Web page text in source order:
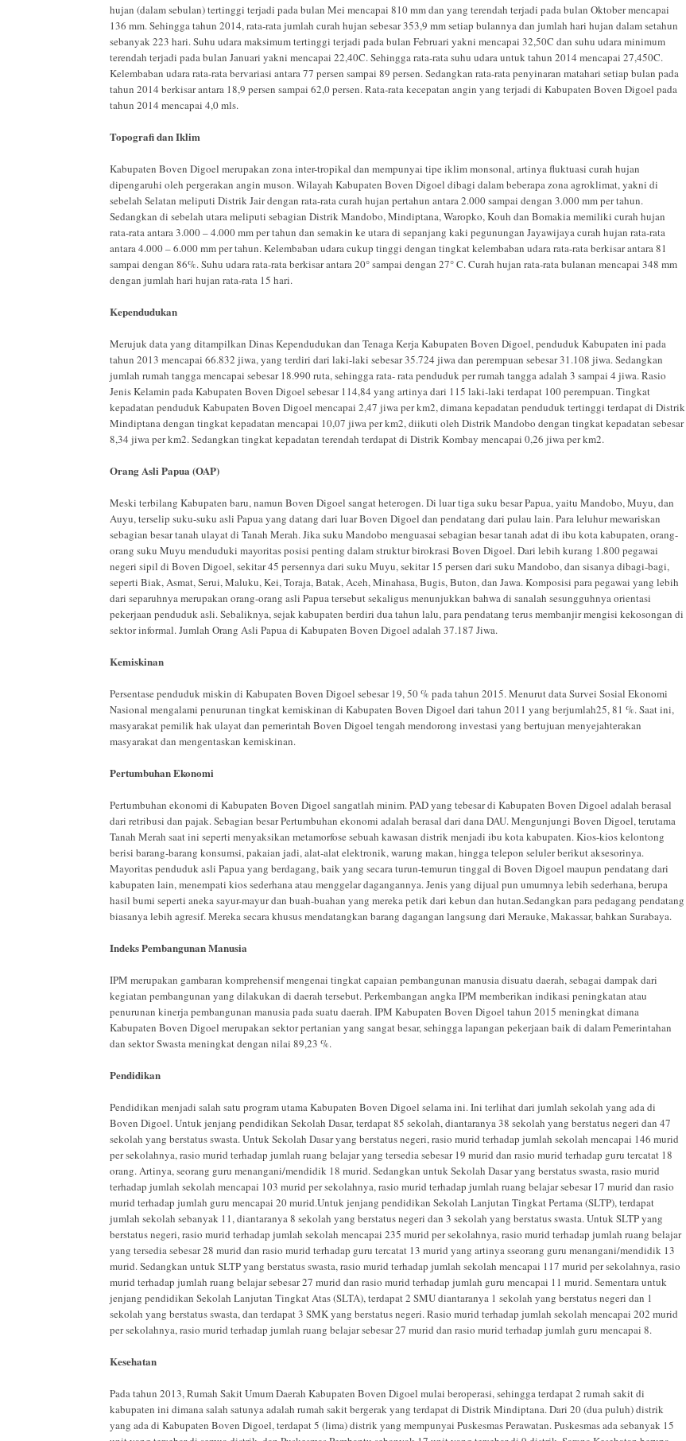
hujan (dalam sebulan) tertinggi terjadi pada bulan Mei mencapai 810 mm dan yang terendah terjadi pada bulan Oktober mencapai
136 mm. Sehingga tahun 2014, rata-rata jumlah curah hujan sebesar 353,9 mm setiap bulannya dan jumlah hari hujan dalam setahun
sebanyak 223 hari. Suhu udara maksimum tertinggi terjadi pada bulan Februari yakni mencapai 32,50C dan suhu udara minimum
terendah terjadi pada bulan Januari yakni mencapai 22,40C. Sehingga rata-rata suhu udara untuk tahun 2014 mencapai 27,450C.
Kelembaban udara rata-rata bervariasi antara 77 persen sampai 89 persen. Sedangkan rata-rata penyinaran matahari setiap bulan pada
tahun 2014 berkisar antara 18,9 persen sampai 62,0 persen. Rata-rata kecepatan angin yang terjadi di Kabupaten Boven Digoel pada
tahun 2014 mencapai 4,0 mls.
Topografi dan Iklim
Kabupaten Boven Digoel merupakan zona inter-tropikal dan mempunyai tipe iklim monsonal, artinya fluktuasi curah hujan
dipengaruhi oleh pergerakan angin muson. Wilayah Kabupaten Boven Digoel dibagi dalam beberapa zona agroklimat, yakni di
sebelah Selatan meliputi Distrik Jair dengan rata-rata curah hujan pertahun antara 2.000 sampai dengan 3.000 mm per tahun.
Sedangkan di sebelah utara meliputi sebagian Distrik Mandobo, Mindiptana, Waropko, Kouh dan Bomakia memiliki curah hujan
rata-rata antara 3.000 – 4.000 mm per tahun dan semakin ke utara di sepanjang kaki pegunungan Jayawijaya curah hujan rata-rata
antara 4.000 – 6.000 mm per tahun. Kelembaban udara cukup tinggi dengan tingkat kelembaban udara rata-rata berkisar antara 81
sampai dengan 86%. Suhu udara rata-rata berkisar antara 20° sampai dengan 27° C. Curah hujan rata-rata bulanan mencapai 348 mm
dengan jumlah hari hujan rata-rata 15 hari.
Kependudukan
Merujuk data yang ditampilkan Dinas Kependudukan dan Tenaga Kerja Kabupaten Boven Digoel, penduduk Kabupaten ini pada
tahun 2013 mencapai 66.832 jiwa, yang terdiri dari laki-laki sebesar 35.724 jiwa dan perempuan sebesar 31.108 jiwa. Sedangkan
jumlah rumah tangga mencapai sebesar 18.990 ruta, sehingga rata- rata penduduk per rumah tangga adalah 3 sampai 4 jiwa. Rasio
Jenis Kelamin pada Kabupaten Boven Digoel sebesar 114,84 yang artinya dari 115 laki-laki terdapat 100 perempuan. Tingkat
kepadatan penduduk Kabupaten Boven Digoel mencapai 2,47 jiwa per km2, dimana kepadatan penduduk tertinggi terdapat di Distrik
Mindiptana dengan tingkat kepadatan mencapai 10,07 jiwa per km2, diikuti oleh Distrik Mandobo dengan tingkat kepadatan sebesar
8,34 jiwa per km2. Sedangkan tingkat kepadatan terendah terdapat di Distrik Kombay mencapai 0,26 jiwa per km2.
Orang Asli Papua (OAP)
Meski terbilang Kabupaten baru, namun Boven Digoel sangat heterogen. Di luar tiga suku besar Papua, yaitu Mandobo, Muyu, dan
Auyu, terselip suku-suku asli Papua yang datang dari luar Boven Digoel dan pendatang dari pulau lain. Para leluhur mewariskan
sebagian besar tanah ulayat di Tanah Merah. Jika suku Mandobo menguasai sebagian besar tanah adat di ibu kota kabupaten, orang-
orang suku Muyu menduduki mayoritas posisi penting dalam struktur birokrasi Boven Digoel. Dari lebih kurang 1.800 pegawai
negeri sipil di Boven Digoel, sekitar 45 persennya dari suku Muyu, sekitar 15 persen dari suku Mandobo, dan sisanya dibagi-bagi,
seperti Biak, Asmat, Serui, Maluku, Kei, Toraja, Batak, Aceh, Minahasa, Bugis, Buton, dan Jawa. Komposisi para pegawai yang lebih
dari separuhnya merupakan orang-orang asli Papua tersebut sekaligus menunjukkan bahwa di sanalah sesungguhnya orientasi
pekerjaan penduduk asli. Sebaliknya, sejak kabupaten berdiri dua tahun lalu, para pendatang terus membanjir mengisi kekosongan di
sektor informal. Jumlah Orang Asli Papua di Kabupaten Boven Digoel adalah 37.187 Jiwa.
Kemiskinan
Persentase penduduk miskin di Kabupaten Boven Digoel sebesar 19, 50 % pada tahun 2015. Menurut data Survei Sosial Ekonomi
Nasional mengalami penurunan tingkat kemiskinan di Kabupaten Boven Digoel dari tahun 2011 yang berjumlah25, 81 %. Saat ini,
masyarakat pemilik hak ulayat dan pemerintah Boven Digoel tengah mendorong investasi yang bertujuan menyejahterakan
masyarakat dan mengentaskan kemiskinan.
Pertumbuhan Ekonomi
Pertumbuhan ekonomi di Kabupaten Boven Digoel sangatlah minim. PAD yang tebesar di Kabupaten Boven Digoel adalah berasal
dari retribusi dan pajak. Sebagian besar Pertumbuhan ekonomi adalah berasal dari dana DAU. Mengunjungi Boven Digoel, terutama
Tanah Merah saat ini seperti menyaksikan metamorfose sebuah kawasan distrik menjadi ibu kota kabupaten. Kios-kios kelontong
berisi barang-barang konsumsi, pakaian jadi, alat-alat elektronik, warung makan, hingga telepon seluler berikut aksesorinya.
Mayoritas penduduk asli Papua yang berdagang, baik yang secara turun-temurun tinggal di Boven Digoel maupun pendatang dari
kabupaten lain, menempati kios sederhana atau menggelar dagangannya. Jenis yang dijual pun umumnya lebih sederhana, berupa
hasil bumi seperti aneka sayur-mayur dan buah-buahan yang mereka petik dari kebun dan hutan.Sedangkan para pedagang pendatang
biasanya lebih agresif. Mereka secara khusus mendatangkan barang dagangan langsung dari Merauke, Makassar, bahkan Surabaya.
Indeks Pembangunan Manusia
IPM merupakan gambaran komprehensif mengenai tingkat capaian pembangunan manusia disuatu daerah, sebagai dampak dari
kegiatan pembangunan yang dilakukan di daerah tersebut. Perkembangan angka IPM memberikan indikasi peningkatan atau
penurunan kinerja pembangunan manusia pada suatu daerah. IPM Kabupaten Boven Digoel tahun 2015 meningkat dimana
Kabupaten Boven Digoel merupakan sektor pertanian yang sangat besar, sehingga lapangan pekerjaan baik di dalam Pemerintahan
dan sektor Swasta meningkat dengan nilai 89,23 %.
Pendidikan
Pendidikan menjadi salah satu program utama Kabupaten Boven Digoel selama ini. Ini terlihat dari jumlah sekolah yang ada di
Boven Digoel. Untuk jenjang pendidikan Sekolah Dasar, terdapat 85 sekolah, diantaranya 38 sekolah yang berstatus negeri dan 47
sekolah yang berstatus swasta. Untuk Sekolah Dasar yang berstatus negeri, rasio murid terhadap jumlah sekolah mencapai 146 murid
per sekolahnya, rasio murid terhadap jumlah ruang belajar yang tersedia sebesar 19 murid dan rasio murid terhadap guru tercatat 18
orang. Artinya, seorang guru menangani/mendidik 18 murid. Sedangkan untuk Sekolah Dasar yang berstatus swasta, rasio murid
terhadap jumlah sekolah mencapai 103 murid per sekolahnya, rasio murid terhadap jumlah ruang belajar sebesar 17 murid dan rasio
murid terhadap jumlah guru mencapai 20 murid.Untuk jenjang pendidikan Sekolah Lanjutan Tingkat Pertama (SLTP), terdapat
jumlah sekolah sebanyak 11, diantaranya 8 sekolah yang berstatus negeri dan 3 sekolah yang berstatus swasta. Untuk SLTP yang
berstatus negeri, rasio murid terhadap jumlah sekolah mencapai 235 murid per sekolahnya, rasio murid terhadap jumlah ruang belajar
yang tersedia sebesar 28 murid dan rasio murid terhadap guru tercatat 13 murid yang artinya sseorang guru menangani/mendidik 13
murid. Sedangkan untuk SLTP yang berstatus swasta, rasio murid terhadap jumlah sekolah mencapai 117 murid per sekolahnya, rasio
murid terhadap jumlah ruang belajar sebesar 27 murid dan rasio murid terhadap jumlah guru mencapai 11 murid. Sementara untuk
jenjang pendidikan Sekolah Lanjutan Tingkat Atas (SLTA), terdapat 2 SMU diantaranya 1 sekolah yang berstatus negeri dan 1
sekolah yang berstatus swasta, dan terdapat 3 SMK yang berstatus negeri. Rasio murid terhadap jumlah sekolah mencapai 202 murid
per sekolahnya, rasio murid terhadap jumlah ruang belajar sebesar 27 murid dan rasio murid terhadap jumlah guru mencapai 8.
Kesehatan
Pada tahun 2013, Rumah Sakit Umum Daerah Kabupaten Boven Digoel mulai beroperasi, sehingga terdapat 2 rumah sakit di
kabupaten ini dimana salah satunya adalah rumah sakit bergerak yang terdapat di Distrik Mindiptana. Dari 20 (dua puluh) distrik
yang ada di Kabupaten Boven Digoel, terdapat 5 (lima) distrik yang mempunyai Puskesmas Perawatan. Puskesmas ada sebanyak 15